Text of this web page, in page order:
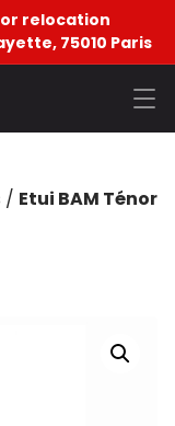
relocation
75010 Paris
/ Etui BAM Ténor